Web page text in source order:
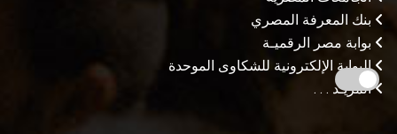
بنك المعرفة المصري
بوابة مصر الرقميـة
البوابة الإلكترونية للشكاوى الموحدة
المزيـد . . .